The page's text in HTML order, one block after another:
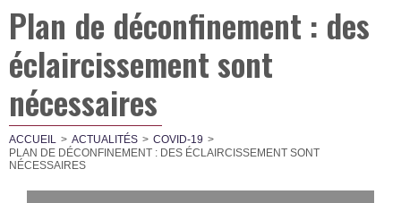
Plan de déconfinement : des
éclaircissement sont
nécessaires
ACCUEIL ACTUALITÉS
COVID-19
PLAN DE DÉCONFINEMENT : DES ÉCLAIRCISSEMENT SONT
NÉCESSAIRES